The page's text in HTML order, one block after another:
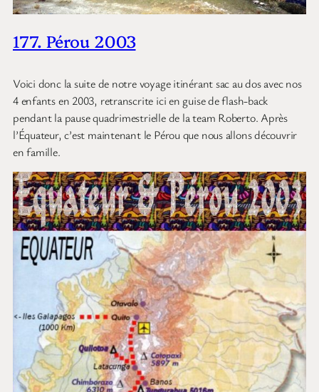
177. Pérou 2003
Voici donc la suite de notre voyage itinérant sac au dos avec nos
4 enfants en 2003, retranscrite ici en guise de flash-back
pendant la pause quadrimestrielle de la team Roberto. Après
l’Équateur, c’est maintenant le Pérou que nous allons découvrir
en famille.